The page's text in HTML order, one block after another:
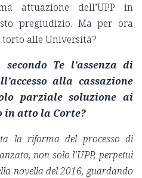
attuazione dell’UPP in
pregiudizio. Ma per ora
alle Università?
Te l’assenza di
alla cassazione
parziale soluzione ai
in atto la Corte?
la riforma del processo di
non solo l’UPP, perpetui
novella del 2016, guardando